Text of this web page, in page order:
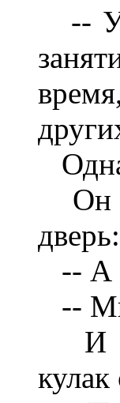
-- У
Он
дверь:
-- А
--
И